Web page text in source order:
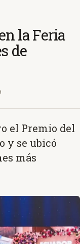
la Feria
de
el Premio del
y se ubicó
más